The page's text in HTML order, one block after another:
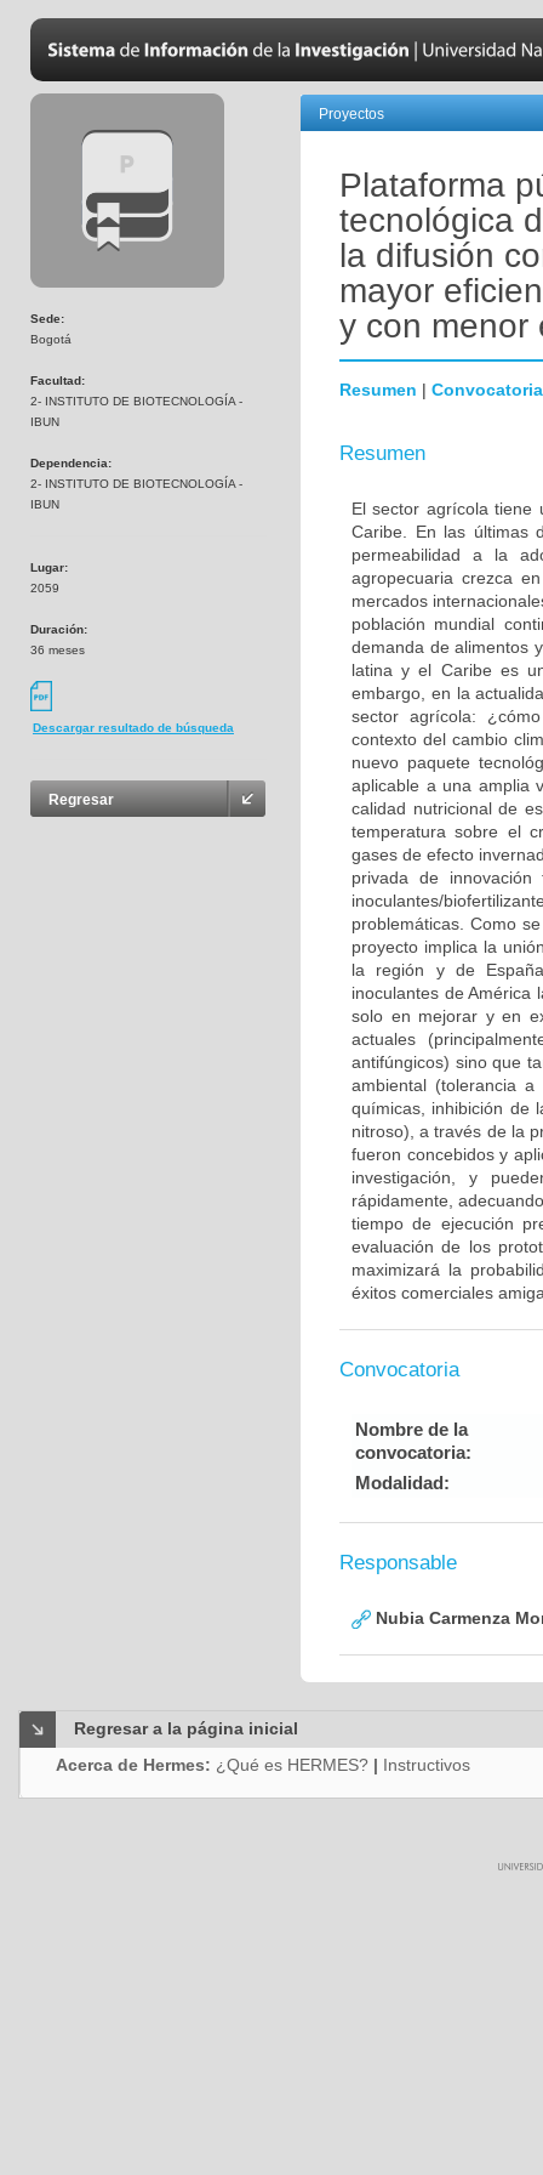
Sede:
Bogotá
Facultad:
2- INSTITUTO DE BIOTECNOLOGÍA -
IBUN
Dependencia:
2- INSTITUTO DE BIOTECNOLOGÍA -
IBUN
Lugar:
2059
Duración:
36 meses
Descargar resultado de búsqueda
Regresar
Proyectos
Plataforma
tecnológica
la difusión
mayor
y con menor
Resumen | Convocatoria
Resumen
El sector agrícola tiene
Caribe. En las últimas
permeabilidad a la
agropecuaria crezca
mercados
población mundial
demanda de alimentos
latina y el Caribe es
embargo, en la
sector agrícola:
contexto del cambio
nuevo paquete
aplicable a una amplia
calidad nutricional de
temperatura sobre el
gases de efecto
privada de
inoculantes/
problemáticas. Como
proyecto implica la
la región y de
inoculantes de América
solo en mejorar y en
actuales
antifúngicos) sino que
ambiental (tolerancia
químicas, inhibición de
nitroso), a través de la
fueron concebidos y
investigación, y
rápidamente,
tiempo de ejecución
evaluación de los
maximizará la
éxitos comerciales
Convocatoria
Nombre de la
convocatoria:
Modalidad:
Responsable
Nubia Carmenza
Regresar a la página inicial
Acerca de Hermes: ¿Qué es HERMES? | Instructivos